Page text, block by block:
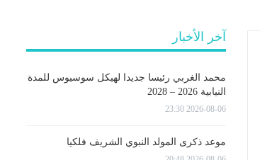
آخر الأخبار
محمد الغربي رئيسا جديدا لهيكل سوسيوس للمدة
النيابية 2026 – 2028
2026-08-06 23:30
موعد ذكرى المولد النبوي الشريف فلكيا